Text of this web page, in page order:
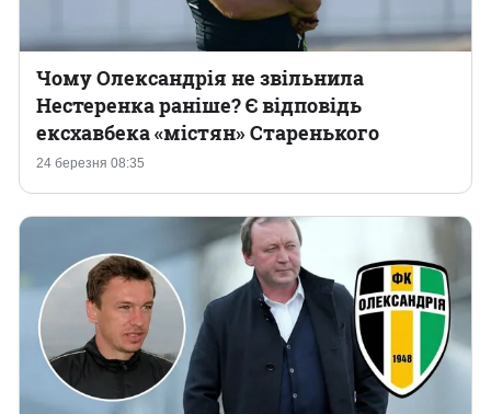
24 березня 08:35
Чому Олександрія не звільнила
Нестеренка раніше? Є відповідь
ексхавбека «містян» Старенького